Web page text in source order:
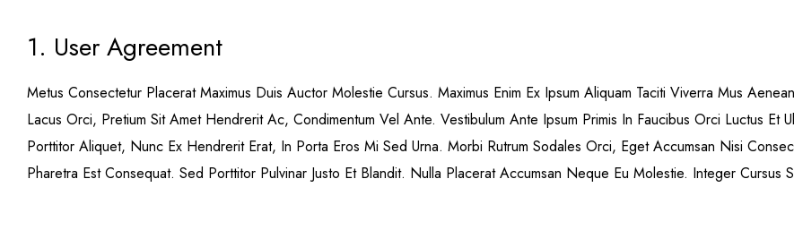
1. User Agreement
Metus Consectetur Placerat Maximus Duis Auctor Molestie Cursus. Maximus Enim Ex Ipsum Aliquam Taciti Viverra Mus
Lacus Orci, Pretium Sit Amet Hendrerit Ac, Condimentum Vel Ante. Vestibulum Ante Ipsum Primis In Faucibus Orci Luctus
Porttitor Aliquet, Nunc Ex Hendrerit Erat, In Porta Eros Mi Sed Urna. Morbi Rutrum Sodales Orci, Eget Accumsan Nisi
Pharetra Est Consequat. Sed Porttitor Pulvinar Justo Et Blandit. Nulla Placerat Accumsan Neque Eu Molestie. Integer